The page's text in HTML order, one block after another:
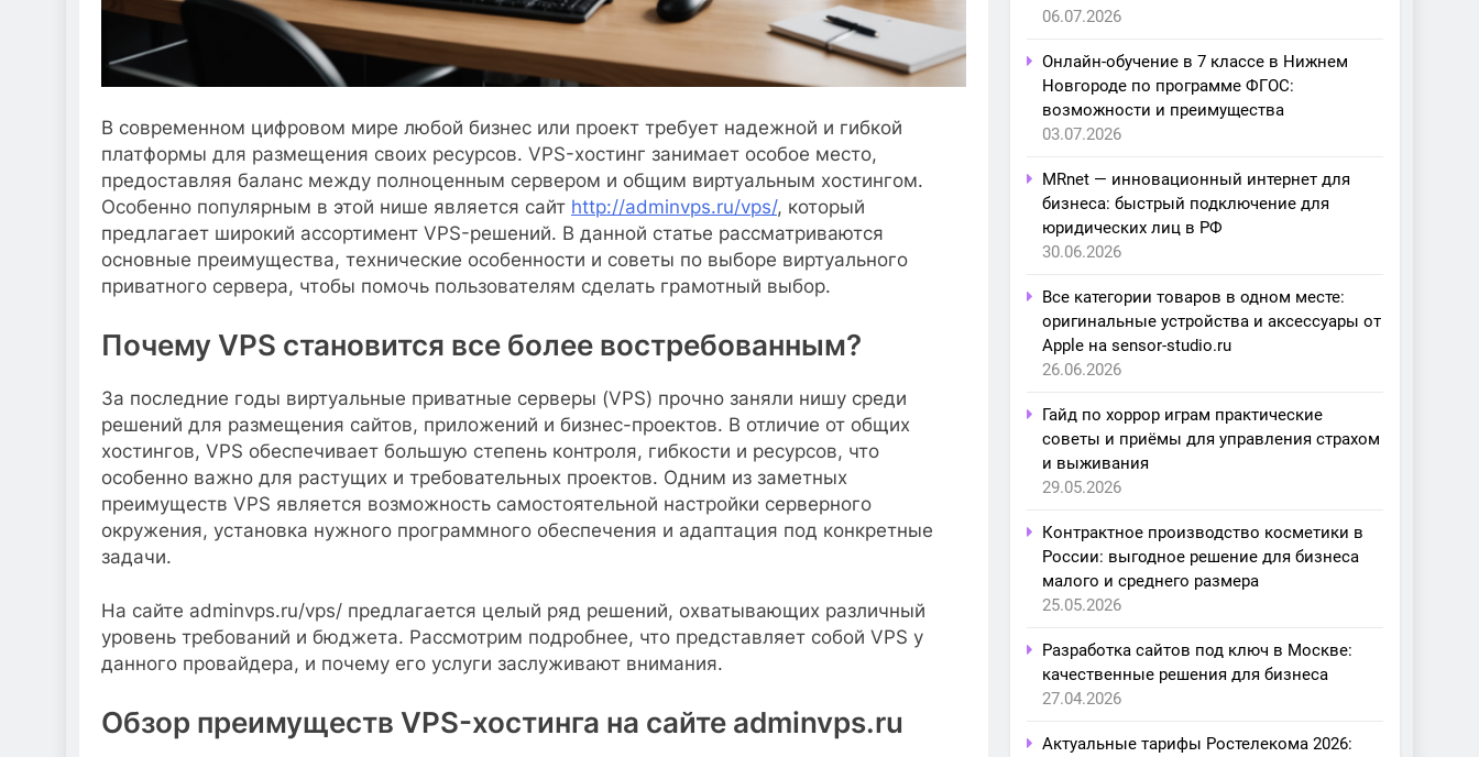
В современном цифровом мире любой бизнес или проект требует надежной и гибкой
платформы для размещения своих ресурсов. VPS-хостинг занимает особое место,
предоставляя баланс между полноценным сервером и общим виртуальным хостингом.
Особенно популярным в этой нише является сайт http://adminvps.ru/vps/, который
предлагает широкий ассортимент VPS-решений. В данной статье рассматриваются
основные преимущества, технические особенности и советы по выборе виртуального
приватного сервера, чтобы помочь пользователям сделать грамотный выбор.
Почему VPS становится все более востребованным?
За последние годы виртуальные приватные серверы (VPS) прочно заняли нишу среди
решений для размещения сайтов, приложений и бизнес-проектов. В отличие от общих
хостингов, VPS обеспечивает большую степень контроля, гибкости и ресурсов, что
особенно важно для растущих и требовательных проектов. Одним из заметных
преимуществ VPS является возможность самостоятельной настройки серверного
окружения, установка нужного программного обеспечения и адаптация под конкретные
задачи.
На сайте adminvps.ru/vps/ предлагается целый ряд решений, охватывающих различный
уровень требований и бюджета. Рассмотрим подробнее, что представляет собой VPS у
данного провайдера, и почему его услуги заслуживают внимания.
Обзор преимуществ VPS-хостинга на сайте adminvps.ru
06.07.2026
Онлайн-обучение в 7 классе в Нижнем
Новгороде по программе ФГОС:
возможности и преимущества
03.07.2026
MRnet — инновационный интернет для
бизнеса: быстрый подключение для
юридических лиц в РФ
30.06.2026
Все категории товаров в одном месте:
оригинальные устройства и аксессуары от
Apple на sensor-studio.ru
26.06.2026
Гайд по хоррор играм практические
советы и приёмы для управления страхом
и выживания
29.05.2026
Контрактное производство косметики в
России: выгодное решение для бизнеса
малого и среднего размера
25.05.2026
Разработка сайтов под ключ в Москве:
качественные решения для бизнеса
27.04.2026
Актуальные тарифы Ростелекома 2026: